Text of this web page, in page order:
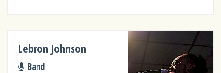
Lebron Johnson
Band